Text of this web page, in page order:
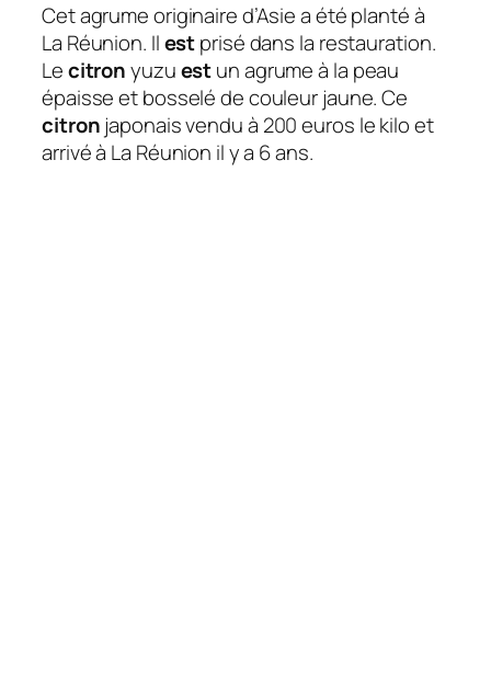
Cet agrume originaire d’Asie a été planté à
La Réunion. Ilestprisé dans la restauration.
Lecitronyuzuestun agrume à la peau
épaisse et bosselé de couleur jaune. Ce
citronjaponais vendu à 200 euros le kilo et
arrivé à La Réunion il y a 6 ans.